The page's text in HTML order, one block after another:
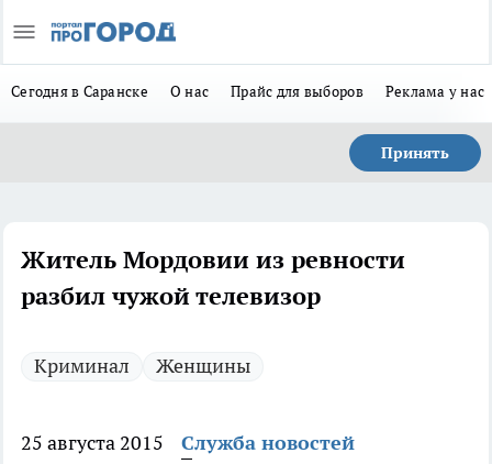
Сегодня в Саранске О нас Прайс для выборов Реклама у нас
Принять
Житель Мордовии из ревности
разбил чужой телевизор
Криминал Женщины
25 августа 2015 Служба новостей